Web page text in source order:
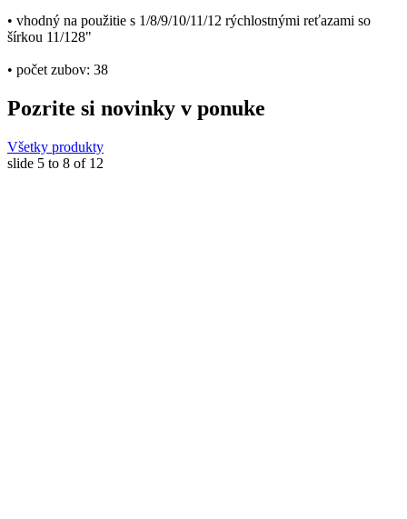
• vhodný na použitie s 1/8/9/10/11/12 rýchlostnými reťazami so
šírkou 11/128"
• počet zubov: 38
Pozrite si novinky v ponuke
Všetky produkty
slide 5 to 8 of 12